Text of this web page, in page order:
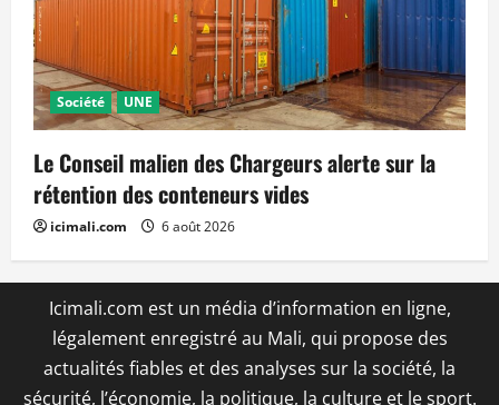
Société UNE
Le Conseil malien des Chargeurs alerte sur la
rétention des conteneurs vides
icimali.com 6 août 2026
Icimali.com est un média d’information en ligne,
légalement enregistré au Mali, qui propose des
actualités fiables et des analyses sur la société, la
sécurité, l’économie, la politique, la culture et le sport.